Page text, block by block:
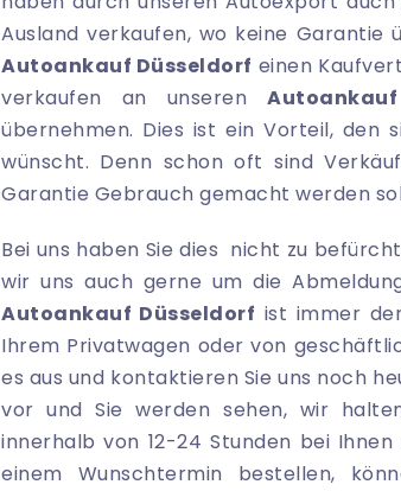
Ausland verkaufen, wo keine
Autoankauf Düsseldorf einen
verkaufen an unseren
übernehmen. Dies ist ein Vorteil, den
wünscht. Denn schon oft sind
Garantie Gebrauch gemacht werden
Bei uns haben Sie dies nicht zu
wir uns auch gerne um die
Autoankauf Düsseldorf ist immer
Ihrem Privatwagen oder von
es aus und kontaktieren Sie uns noch
vor und Sie werden sehen, wir
innerhalb von 12-24 Stunden bei
einem Wunschtermin bestellen,